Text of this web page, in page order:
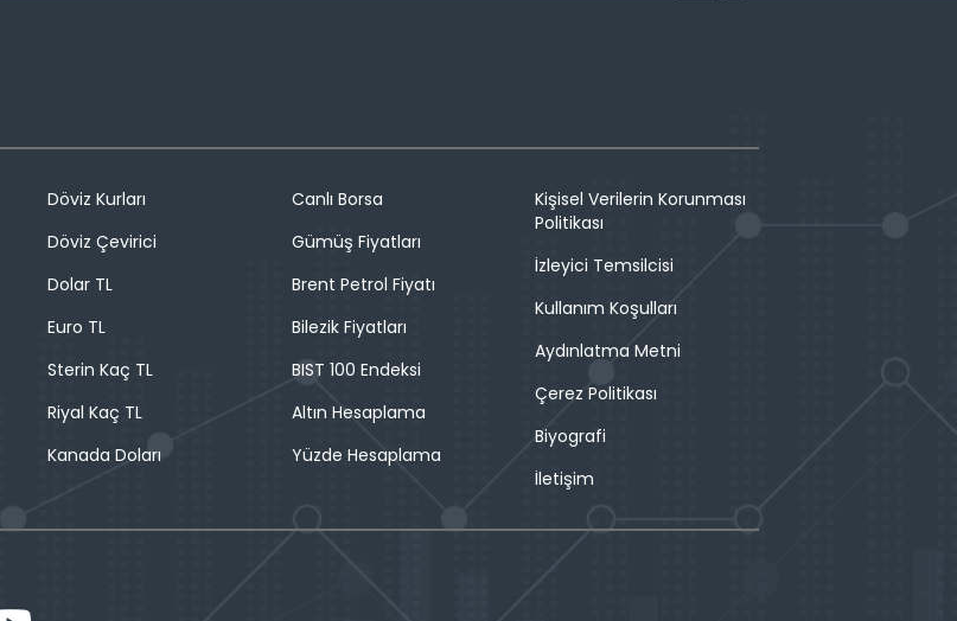
Döviz Kurları
Döviz Çevirici
Dolar TL
Euro TL
Sterin Kaç TL
Riyal Kaç TL
Kanada Doları
Canlı Borsa
Gümüş Fiyatları
Brent Petrol Fiyatı
Bilezik Fiyatları
BIST 100 Endeksi
Altın Hesaplama
Yüzde Hesaplama
Kişisel Verilerin Korunması
Politikası
İzleyici Temsilcisi
Kullanım Koşulları
Aydınlatma Metni
Çerez Politikası
Biyografi
İletişim